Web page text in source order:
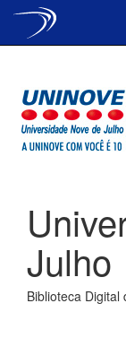
Julho
Biblioteca Digital